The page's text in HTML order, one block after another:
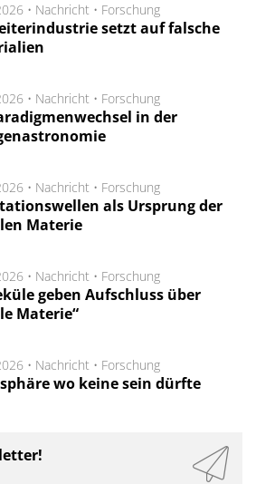
• Nachricht • Forschung
setzt auf falsche
• Nachricht • Forschung
in der
• Nachricht • Forschung
als Ursprung der
Materie
• Nachricht • Forschung
geben Aufschluss über
Materie“
• Nachricht • Forschung
wo keine sein dürfte